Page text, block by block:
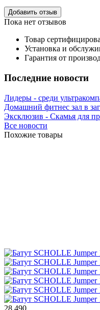
Добавить отзыв
Пока нет отзывов
Товар
Установка и
Гарантия от
Последние новости
Лидеры - среди
Домашний фитнес зал в
Эксклюзив - Скамья для
Все новости
Похожие товары
28 490